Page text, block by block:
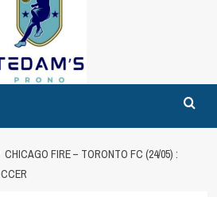
CHICAGO FIRE – TORONTO FC (24/05) :